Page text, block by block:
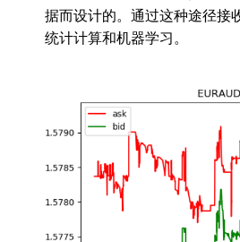
据而设计的。通过这种途径接
统计计算和机器学习。